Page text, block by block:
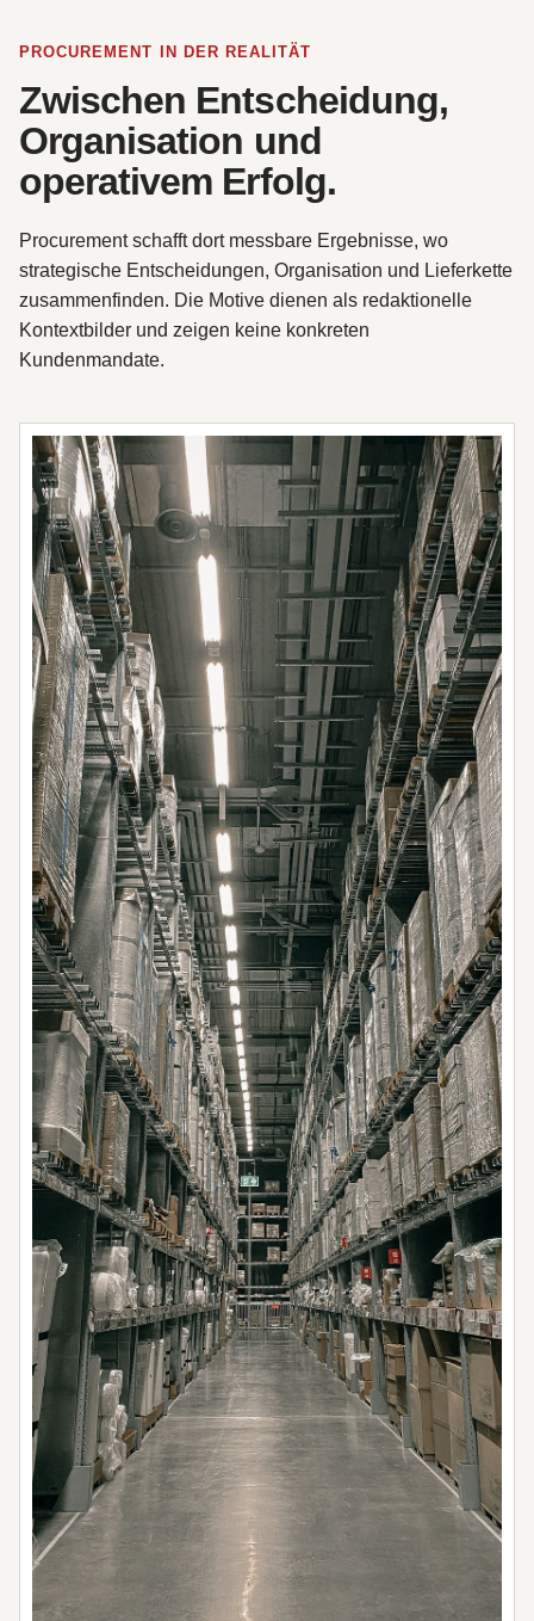
PROCUREMENT IN DER REALITÄT
Zwischen Entscheidung,
Organisation und
operativem Erfolg.
Procurement schafft dort messbare Ergebnisse, wo
strategische Entscheidungen, Organisation und Lieferkette
zusammenfinden. Die Motive dienen als redaktionelle
Kontextbilder und zeigen keine konkreten
Kundenmandate.